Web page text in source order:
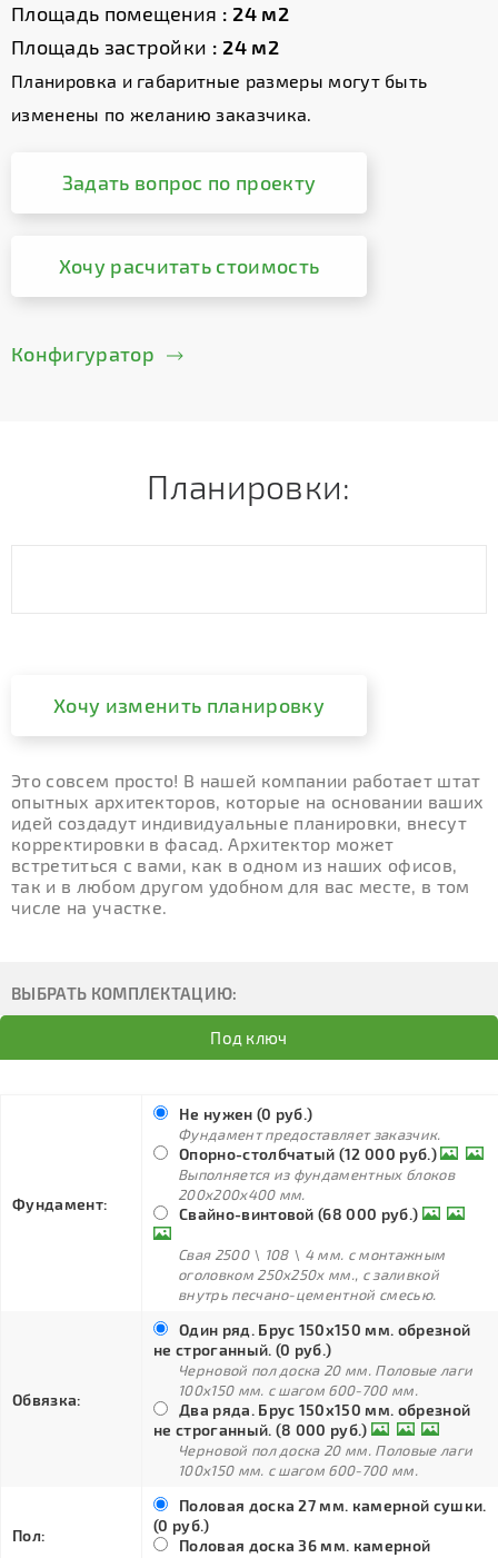
Площадь помещения : 24 м2
Площадь застройки : 24 м2
Планировка и габаритные размеры могут быть
изменены по желанию заказчика.
Задать вопрос по проекту
Хочу расчитать стоимость
Конфигуратор
Планировки:
Хочу изменить планировку
Это совсем просто! В нашей компании работает штат
опытных архитекторов, которые на основании ваших
идей создадут индивидуальные планировки, внесут
корректировки в фасад. Архитектор может
встретиться с вами, как в одном из наших офисов,
так и в любом другом удобном для вас месте, в том
числе на участке.
ВЫБРАТЬ КОМПЛЕКТАЦИЮ:
Под ключ
Фундамент:
Не нужен (0 руб.)
Фундамент предоставляет заказчик.
Опорно-столбчатый (12 000 руб.)
Выполняется из фундаментных блоков
200х200х400 мм.
Свайно-винтовой (68 000 руб.)
Свая 2500 \ 108 \ 4 мм. с монтажным
оголовком 250х250х мм., с заливкой
внутрь песчано-цементной смесью.
Обвязка:
Один ряд. Брус 150х150 мм. обрезной
не строганный. (0 руб.)
Черновой пол доска 20 мм. Половые лаги
100х150 мм. с шагом 600-700 мм.
Два ряда. Брус 150х150 мм. обрезной
не строганный. (8 000 руб.)
Черновой пол доска 20 мм. Половые лаги
100х150 мм. с шагом 600-700 мм.
Пол:
Половая доска 27 мм. камерной сушки.
(0 руб.)
Половая доска 36 мм. камерной